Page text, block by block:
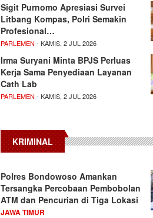
Sigit Purnomo Apresiasi Survei
Litbang Kompas, Polri Semakin
Profesional…
PARLEMEN - KAMIS, 2 JUL 2026
Irma Suryani Minta BPJS Perluas
Kerja Sama Penyediaan Layanan
Cath Lab
PARLEMEN - KAMIS, 2 JUL 2026
KRIMINAL
Polres Bondowoso Amankan
Tersangka Percobaan Pembobolan
ATM dan Pencurian di Tiga Lokasi
JAWA TIMUR